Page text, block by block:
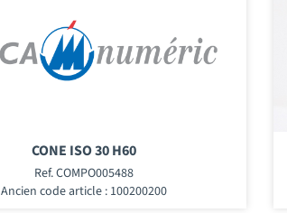
CONE ISO 30 H60
Ref. COMPO005488
Ancien code article : 100200200